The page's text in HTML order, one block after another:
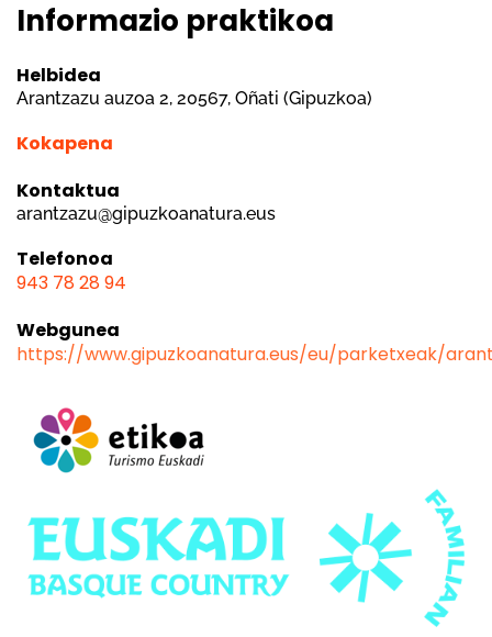
Informazio praktikoa
Helbidea
Arantzazu auzoa 2, 20567, Oñati (Gipuzkoa)
Kokapena
Kontaktua
arantzazu@gipuzkoanatura.eus
Telefonoa
943 78 28 94
Webgunea
https://www.gipuzkoanatura.eus/eu/parketxeak/